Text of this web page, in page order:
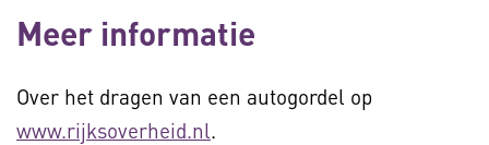
Meer informatie
Over het dragen van een autogordel op
www.rijksoverheid.nl.